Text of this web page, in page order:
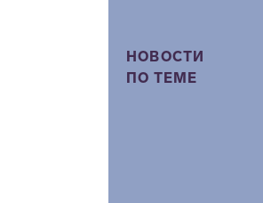
НОВОСТИ
ПО ТЕМЕ